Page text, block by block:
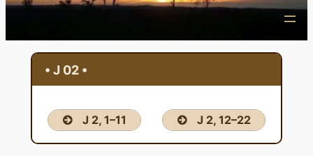
• J 02 •
J 2, 1–11 J 2, 12–22